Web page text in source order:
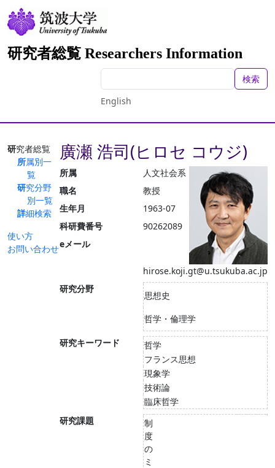
研究者総覧 Researchers Information
検索
English
研究者総覧
所属別一
覧
研究分野
別一覧
詳細検索
使い方
お問い合わせ
廣瀬 浩司(ヒロセ コウジ)
所属
人文社会系
職名
教授
生年月
1963-07
科研費番号
90262089
eメール
hirose.koji.gt@u.tsukuba.ac.jp
研究分野
思想史
哲学・倫理学
研究キーワード
哲学
フランス思想
現象学
技術論
臨床哲学
研究課題
制
度
の
ミ